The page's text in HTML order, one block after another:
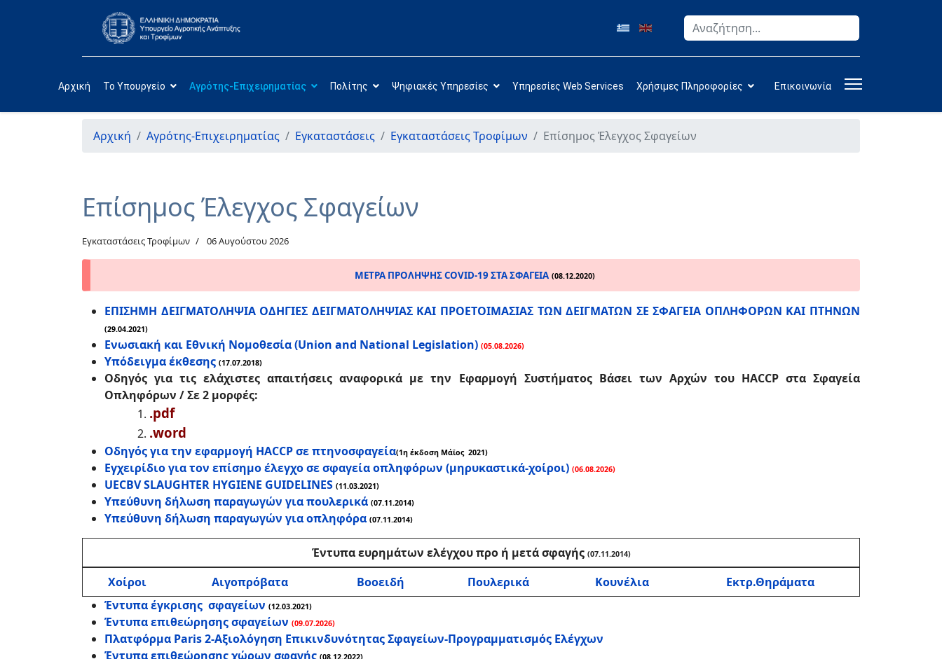
Αναζήτηση
Αρχική Το Υπουργείο Αγρότης-Επιχειρηματίας Πολίτης Ψηφιακές Υπηρεσίες Υπηρεσίες Web Services Χρήσιμες Πληροφορίες Επικοινωνία
Αρχική Αγρότης-Επιχειρηματίας Εγκαταστάσεις Εγκαταστάσεις Τροφίμων Επίσημος Έλεγχος Σφαγείων
Επίσημος Έλεγχος Σφαγείων
Εγκαταστάσεις Τροφίμων 06 Αυγούστου 2026
ΜΕΤΡΑ ΠΡΟΛΗΨΗΣ COVID-19 ΣΤΑ ΣΦΑΓΕΙΑ (08.12.2020)
ΕΠΙΣΗΜΗ ΔΕΙΓΜΑΤΟΛΗΨΙΑ ΟΔΗΓΙΕΣ ΔΕΙΓΜΑΤΟΛΗΨΙΑΣ ΚΑΙ ΠΡΟΕΤΟΙΜΑΣΙΑΣ ΤΩΝ ΔΕΙΓΜΑΤΩΝ ΣΕ ΣΦΑΓΕΙΑ ΟΠΛΗΦΟΡΩΝ ΚΑΙ ΠΤΗΝΩΝ
(29.04.2021)
Ενωσιακή και Εθνική Νομοθεσία (Union and National Legislation) (05.08.2026)
Υπόδειγμα έκθεσης (17.07.2018)
Οδηγός για τις ελάχιστες απαιτήσεις αναφορικά με την Εφαρμογή Συστήματος Βάσει των Αρχών του HACCP στα Σφαγεία
Οπληφόρων /Σε 2 μορφές:
.pdf
.word
Οδηγός για την εφαρμογή HACCP σε πτηνοσφαγεία(1η έκδοση Μάϊος 2021)
Εγχειρίδιο για τον επίσημο έλεγχο σε σφαγεία οπληφόρων (μηρυκαστικά-χοίροι) (06.08.2026)
UECBV SLAUGHTER HYGIENE GUIDELINES (11.03.2021)
Υπεύθυνη δήλωση παραγωγών για πουλερικά (07.11.2014)
Υπεύθυνη δήλωση παραγωγών για οπληφόρα (07.11.2014)
Έντυπα ευρημάτων ελέγχου προ ή μετά σφαγής (07.11.2014)
Χοίροι Αιγοπρόβατα Βοοειδή Πουλερικά Κουνέλια
Εκτρ.Θηράματα
Έντυπα έγκρισης σφαγείων (12.03.2021)
Έντυπα επιθεώρησης σφαγείων (09.07.2026)
Πλατφόρμα Paris 2-Αξιολόγηση Επικινδυνότητας Σφαγείων-Προγραμματισμός Ελέγχων
Έντυπα επιθεώρησης χώρων σφαγής (08.12.2022)